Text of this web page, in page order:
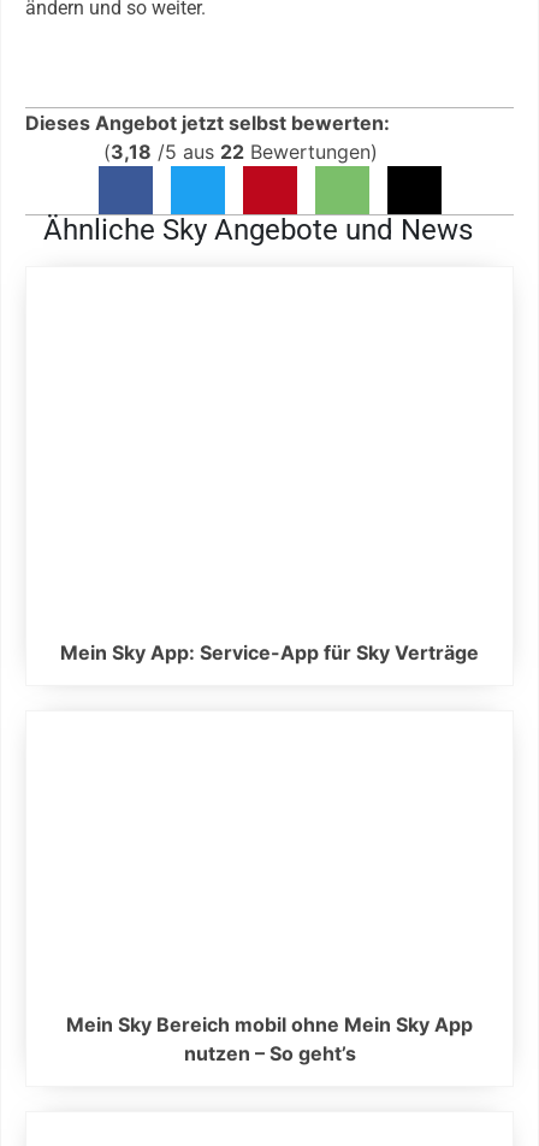
ändern und so weiter.
Dieses Angebot jetzt selbst bewerten:
(3,18 /5 aus 22 Bewertungen)
Ähnliche Sky Angebote und News
Mein Sky App: Service-App für Sky Verträge
Mein Sky Bereich mobil ohne Mein Sky App
nutzen – So geht’s